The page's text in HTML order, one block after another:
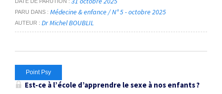
PARU DANS Médecine & enfance / N° 5 - octobre 2025
AUTEUR Dr Michel BOUBLIL
Point Psy
Est-ce à l’école d’apprendre le sexe à nos enfants ?